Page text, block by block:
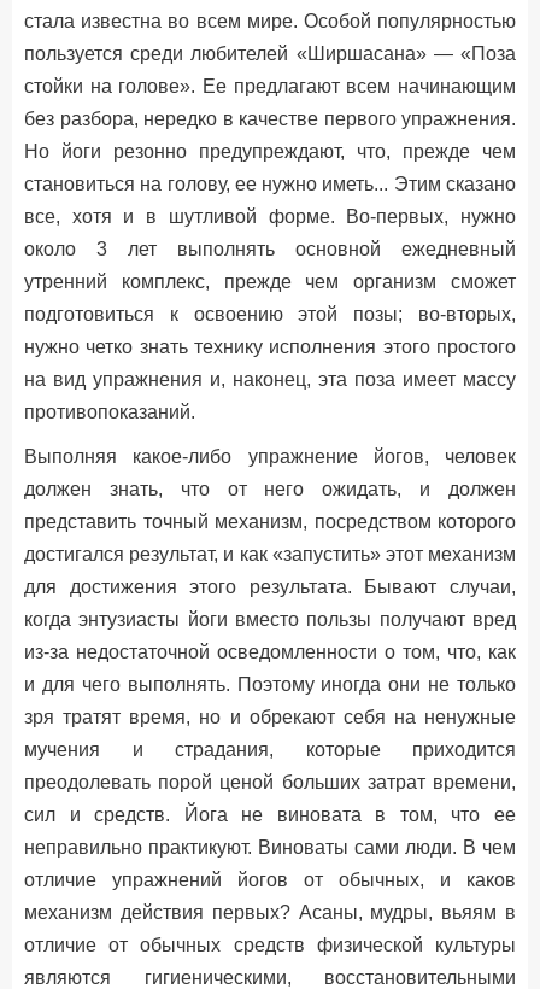
стала известна во всем мире. Особой популярностью
пользуется среди любителей «Ширшасана» — «Поза
стойки на голове». Ее предлагают всем начинающим
без разбора, нередко в качестве первого упражнения.
Но йоги резонно предупреждают, что, прежде чем
становиться на голову, ее нужно иметь... Этим сказано
все, хотя и в шутливой форме. Во-первых, нужно
около 3 лет выполнять основной ежедневный
утренний комплекс, прежде чем организм сможет
подготовиться к освоению этой позы; во-вторых,
нужно четко знать технику исполнения этого простого
на вид упражнения и, наконец, эта поза имеет массу
противопоказаний.
Выполняя какое-либо упражнение йогов, человек
должен знать, что от него ожидать, и должен
представить точный механизм, посредством которого
достигался результат, и как «запустить» этот механизм
для достижения этого результата. Бывают случаи,
когда энтузиасты йоги вместо пользы получают вред
из-за недостаточной осведомленности о том, что, как
и для чего выполнять. Поэтому иногда они не только
зря тратят время, но и обрекают себя на ненужные
мучения и страдания, которые приходится
преодолевать порой ценой больших затрат времени,
сил и средств. Йога не виновата в том, что ее
неправильно практикуют. Виноваты сами люди. В чем
отличие упражнений йогов от обычных, и каков
механизм действия первых? Асаны, мудры, вьяям в
отличие от обычных средств физической культуры
являются гигиеническими, восстановительными